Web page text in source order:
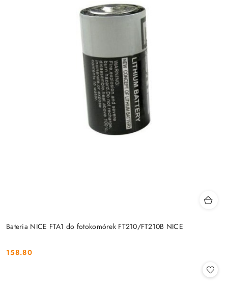
Bateria NICE FTA1 do fotokomórek FT210/FT210B NICE
Cena:
158.80